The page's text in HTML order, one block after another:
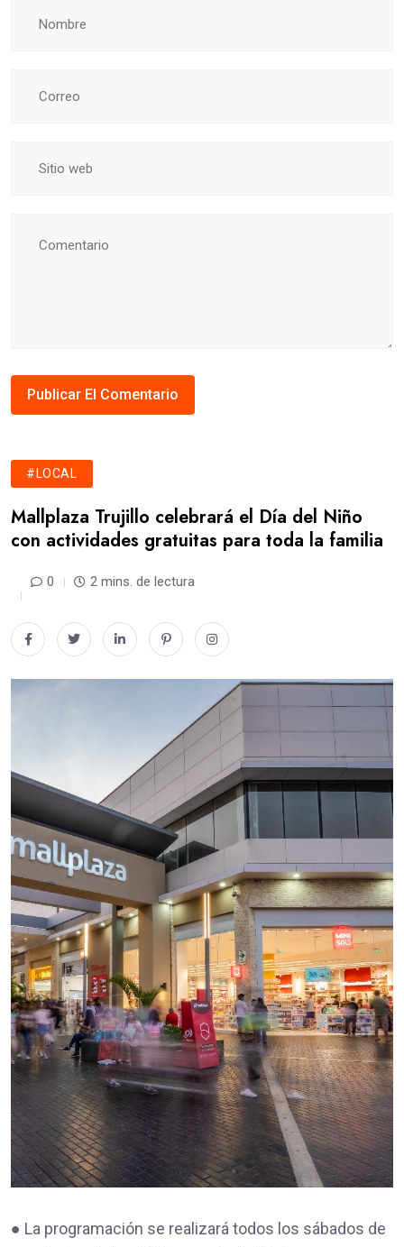
#LOCAL
Mallplaza Trujillo celebrará el Día del Niño
con actividades gratuitas para toda la familia
0 2 mins. de lectura
● La programación se realizará todos los sábados de